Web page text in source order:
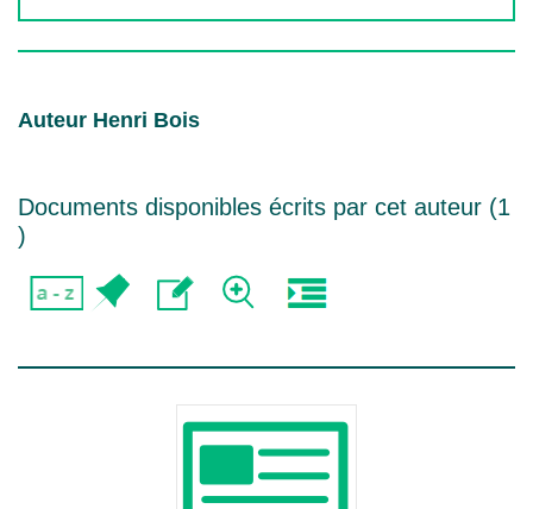
Auteur Henri Bois
Documents disponibles écrits par cet auteur (1
)